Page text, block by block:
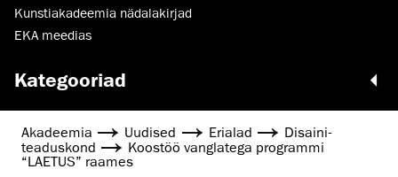
Kunstiakadeemia nädalakirjad
EKA meedias
Kategooriad
Akadeemia Uudised Erialad
Disaini­­
teaduskond
Koostöö vanglatega programmi
“LAETUS” raames